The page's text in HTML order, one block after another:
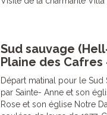
Sud sauvage
Plaine des Cafres
Départ matinal pour le Sud
par Sainte- Anne et son
Rose et son église Notre